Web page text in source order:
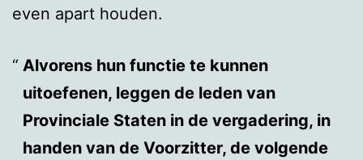
even apart houden.
Alvorens hun functie te kunnen
uitoefenen, leggen de leden van
Provinciale Staten in de vergadering, in
handen van de Voorzitter, de volgende